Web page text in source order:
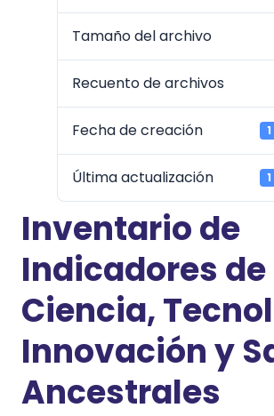
Tamaño del archivo
Recuento de archivos
Fecha de creación
Última actualización
Inventario de
Indicadores de
Ciencia,
Innovación y
Ancestrales